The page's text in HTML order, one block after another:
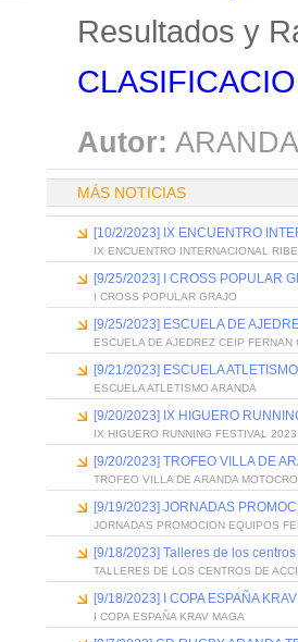
Resultados y
Autor:
MÁS NOTICIAS
[10/2/2023] IX ENCUENTRO
IX ENCUENTRO INTERNACIONAL
[9/25/2023] I CROSS POPULAR
I CROSS POPULAR GRAJO
[9/25/2023] ESCUELA DE
ESCUELA DE AJEDREZ CEIP FERNAN
[9/21/2023] ESCUELA
ESCUELA ATLETISMO ARANDA
[9/20/2023] IX HIGUERO
IX HIGUERO RUNNING FESTIVAL 2023
[9/20/2023] TROFEO VILLA DE
TROFEO VILLA DE ARANDA
[9/19/2023] JORNADAS
JORNADAS PROMOCION EQUIPOS
[9/18/2023] Talleres de los
TALLERES DE LOS CENTROS DE
[9/18/2023] I COPA ESPAÑA
I COPA ESPAÑA KRAV MAGA